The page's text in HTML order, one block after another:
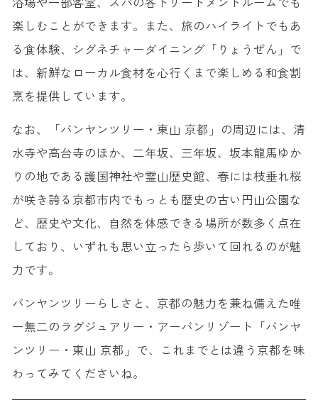
楽しむことができます。また、旅のハイライトでもあ
る食体験、シグネチャーダイニング「りょうぜん」で
は、新鮮なローカル食材を心行くまで楽しめる和食割
烹を提供しています。
なお、「バンヤンツリー・東山 京都」の周辺には、清
水寺や高台寺のほか、二年坂、三年坂、坂本龍馬ゆか
りの地である護国神社や霊山歴史館、春には枝垂れ桜
が咲き誇る京都市内でもっとも歴史の古い円山公園な
ど、歴史や文化、自然を体感できる場所が数多く点在
しており、いずれも思い立ったら歩いて回れるのが魅
力です。
バンヤンツリーらしさと、京都の魅力を兼ね備えた唯
一無二のラグジュアリー・アーバンリゾート「バンヤ
ンツリー・東山 京都」で、これまでとは違う京都を味
わってみてくださいね。